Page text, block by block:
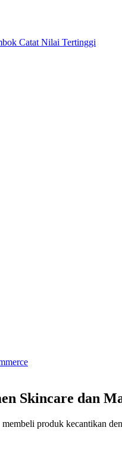
Catat Nilai Tertinggi
Skincare dan
produk kecantikan